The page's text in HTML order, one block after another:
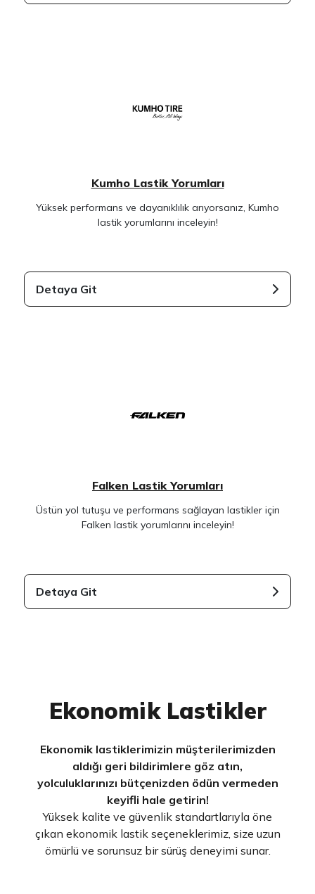
Kumho Lastik Yorumları
Yüksek performans ve dayanıklılık arıyorsanız, Kumho
lastik yorumlarını inceleyin!
Detaya Git
Falken Lastik Yorumları
Üstün yol tutuşu ve performans sağlayan lastikler için
Falken lastik yorumlarını inceleyin!
Detaya Git
Ekonomik Lastikler
Ekonomik lastiklerimizin müşterilerimizden
aldığı geri bildirimlere göz atın,
yolculuklarınızı bütçenizden ödün vermeden
keyifli hale getirin!
Yüksek kalite ve güvenlik standartlarıyla öne
çıkan ekonomik lastik seçeneklerimiz, size uzun
ömürlü ve sorunsuz bir sürüş deneyimi sunar.